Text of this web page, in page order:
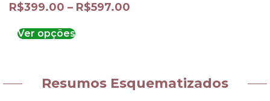
R$399.00 – R$597.00
Ver opções
Resumos Esquematizados